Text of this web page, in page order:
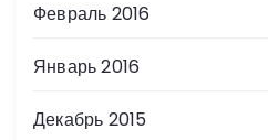
Февраль 2016
Январь 2016
Декабрь 2015